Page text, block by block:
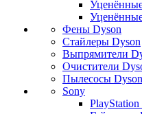
Фены Dyson
Стайлеры Dyson
Выпрямители
Очистители
Пылесосы Dyson
Sony
PlayStation